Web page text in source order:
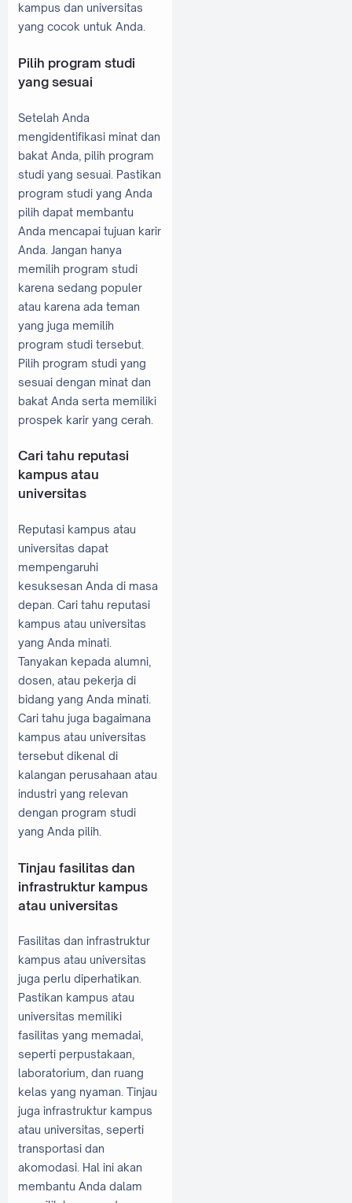
kampus dan universitas
yang cocok untuk Anda.
Pilih program studi
yang sesuai
Setelah Anda
mengidentifikasi minat dan
bakat Anda, pilih program
studi yang sesuai. Pastikan
program studi yang Anda
pilih dapat membantu
Anda mencapai tujuan karir
Anda. Jangan hanya
memilih program studi
karena sedang populer
atau karena ada teman
yang juga memilih
program studi tersebut.
Pilih program studi yang
sesuai dengan minat dan
bakat Anda serta memiliki
prospek karir yang cerah.
Cari tahu reputasi
kampus atau
universitas
Reputasi kampus atau
universitas dapat
mempengaruhi
kesuksesan Anda di masa
depan. Cari tahu reputasi
kampus atau universitas
yang Anda minati.
Tanyakan kepada alumni,
dosen, atau pekerja di
bidang yang Anda minati.
Cari tahu juga bagaimana
kampus atau universitas
tersebut dikenal di
kalangan perusahaan atau
industri yang relevan
dengan program studi
yang Anda pilih.
Tinjau fasilitas dan
infrastruktur kampus
atau universitas
Fasilitas dan infrastruktur
kampus atau universitas
juga perlu diperhatikan.
Pastikan kampus atau
universitas memiliki
fasilitas yang memadai,
seperti perpustakaan,
laboratorium, dan ruang
kelas yang nyaman. Tinjau
juga infrastruktur kampus
atau universitas, seperti
transportasi dan
akomodasi. Hal ini akan
membantu Anda dalam